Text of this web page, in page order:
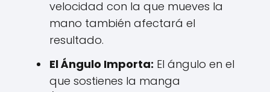
velocidad con la que mueves la
mano también afectará el
resultado.
El Ángulo Importa: El ángulo en el
que sostienes la manga